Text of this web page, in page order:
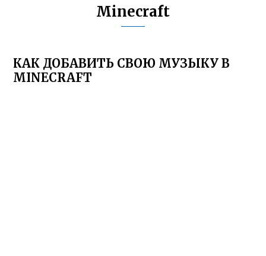
Minecraft
КАК ДОБАВИТЬ СВОЮ МУЗЫКУ В
MINECRAFT